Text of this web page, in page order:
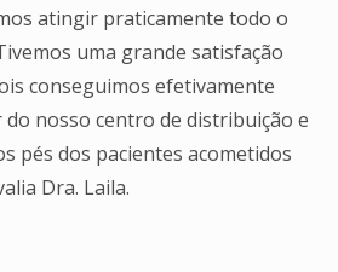
atingir praticamente todo o
uma grande satisfação
conseguimos efetivamente
nosso centro de distribuição e
pés dos pacientes acometidos
Dra. Laila.